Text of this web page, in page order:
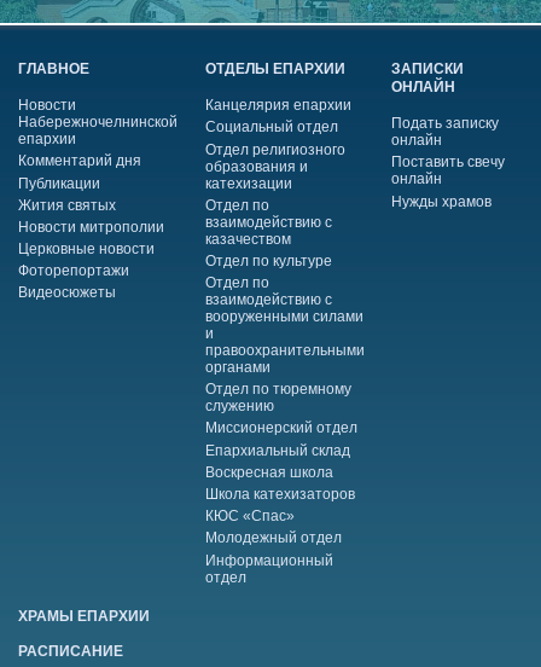
ГЛАВНОЕ
Новости
Набережночелнинской
епархии
Комментарий дня
Публикации
Жития святых
Новости митрополии
Церковные новости
Фоторепортажи
Видеосюжеты
ОТДЕЛЫ ЕПАРХИИ
Канцелярия епархии
Социальный отдел
Отдел религиозного
образования и
катехизации
Отдел по
взаимодействию с
казачеством
Отдел по культуре
Отдел по
взаимодействию с
вооруженными силами
и
правоохранительными
органами
Отдел по тюремному
служению
Миссионерский отдел
Епархиальный склад
Воскресная школа
Школа катехизаторов
КЮС «Спас»
Молодежный отдел
Информационный
отдел
ЗАПИСКИ
ОНЛАЙН
Подать записку
онлайн
Поставить свечу
онлайн
Нужды храмов
ХРАМЫ ЕПАРХИИ
РАСПИСАНИЕ